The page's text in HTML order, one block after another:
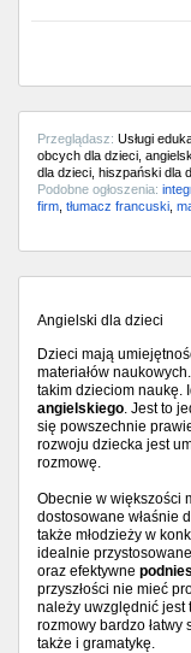
Przeglądasz: Usługi
obcych dla dzieci,
dla dzieci, hiszpański dla
Podobne ogłoszenia:
firm tłumacz francuski
Angielski dla dzieci
Dzieci mają
materiałów
takim dzieciom naukę.
angielskiego. Jest to
się powszechnie
rozwoju dziecka jest
rozmowę.
Obecnie w większości
dostosowane właśnie
także młodzieży w
idealnie
oraz efektywne
przyszłości nie mieć
należy uwzględnić jest
rozmowy bardzo łatwy
także i gramatykę.